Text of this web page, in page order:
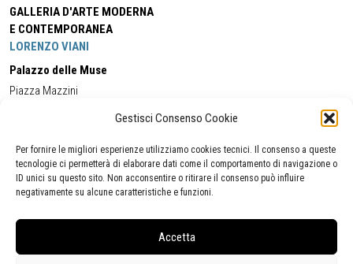
Gestisci Consenso Cookie
Per fornire le migliori esperienze utilizziamo cookies tecnici. Il consenso a queste
tecnologie ci permetterà di elaborare dati come il comportamento di navigazione o
ID unici su questo sito. Non acconsentire o ritirare il consenso può influire
negativamente su alcune caratteristiche e funzioni.
Accetta
GALLERIA D'ARTE MODERNA
E CONTEMPORANEA
LORENZO VIANI
Palazzo delle Muse
Piazza Mazzini
Cell:+39 338 5714978 (orario apertura Galleria)
Tel:
+39 0584 944580
(orario 09.00/13.00)
Email:gamc@comune.viareggio.lu.it
Segnalazione di inaccessibilità